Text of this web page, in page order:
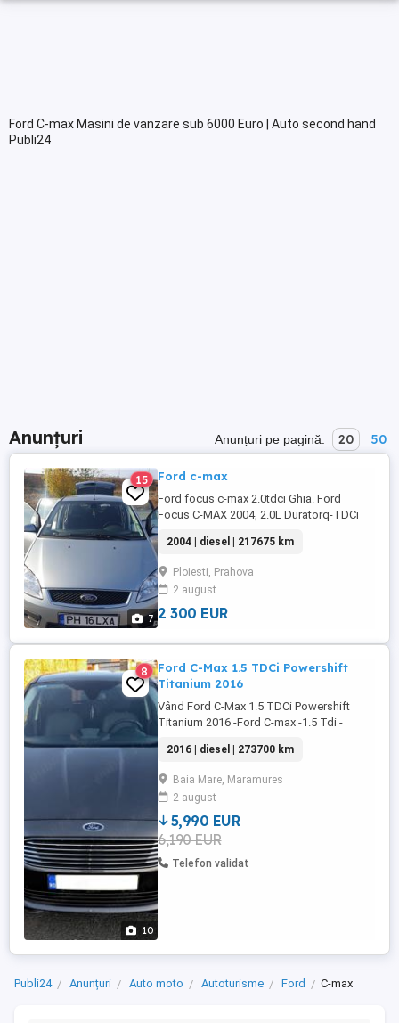
Ford C-max Masini de vanzare sub 6000 Euro | Auto second hand
Publi24
Anunțuri Anunțuri pe pagină: 20 50
7
15 Ford c-max
Ford focus c-max 2.0tdci Ghia. Ford
Focus C-MAX 2004, 2.0L Duratorq-TDCi
Transmisie manuala cu 6 viteze-MMT6
ABS, computer de bord , geamuri electrice
fata/spate, dublu climatronic, senzori
ploaie, tempomat, comenzi pe volan, pilot
automat,senzori parcare spate, ...
2004 | diesel | 217675 km
Ploiesti, Prahova
2 august
2 300 EUR
10
8
Ford C-Max 1.5 TDCi Powershift
Titanium 2016
Vând Ford C-Max 1.5 TDCi Powershift
Titanium 2016 -Ford C-max -1.5 Tdi -
fabricație 2016 -Fara Ad-blue -Km:273700
in creștere se circulă zilnic cu mașina -Pret
6090 euro negociabil - Revizie efectuată în
18.03.2024 la 266764km în service
autorizat ...
2016 | diesel | 273700 km
Baia Mare, Maramures
2 august
5,990 EUR
6,190 EUR
Telefon validat
Publi24 Anunțuri Auto moto Autoturisme Ford C-max